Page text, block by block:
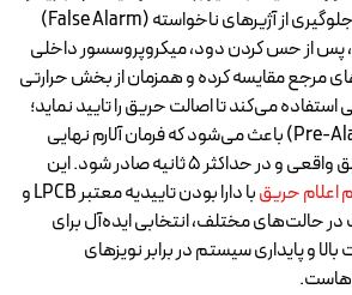
تحلیل دقیق آن‌ها برای جلوگیری از آژیرهای ناخواسته (False Alarm)
پس از حس کردن دود، میکروپروسسور داخلی
مرجع مقایسه کرده و همزمان از بخش حرارتی
استفاده می‌کند تا اصالت حریق را تایید نماید؛
این فرآیند دوطرفه (Pre-Alarm) باعث می‌شود که فرمان آلارم نهایی
تنها در صورت وقوع حریق واقعی و در حداکثر ۵ ثانیه صادر شود. این
حریق
با دارا بودن تاییدیه معتبر LPCB و
حالت‌های مختلف، انتخابی ایده‌آل برای
و پایداری سیستم در برابر نویزهای